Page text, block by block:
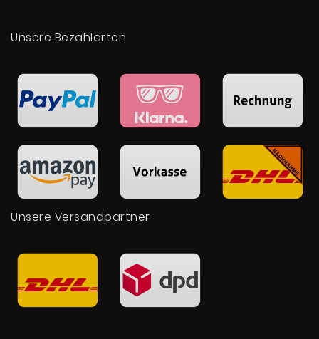
Unsere Bezahlarten
Unsere Versandpartner